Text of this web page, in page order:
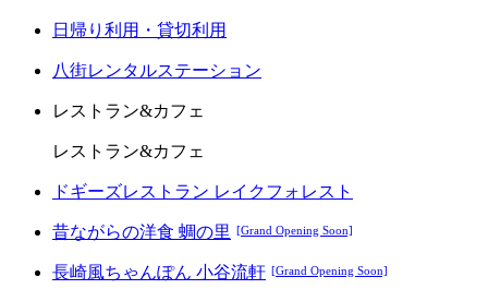
日帰り利用・貸切利用
八街レンタルステーション
レストラン&カフェ
レストラン&カフェ
ドギーズレストラン レイクフォレスト
昔ながらの洋食 蜩の里 [Grand Opening Soon]
長崎風ちゃんぽん 小谷流軒 [Grand Opening Soon]